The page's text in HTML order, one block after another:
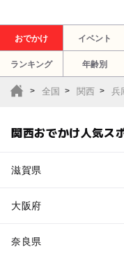
おでかけ イベント
ランキング 年齢別
全国 関西 兵
関西おでかけ人気ス
滋賀県
大阪府
奈良県